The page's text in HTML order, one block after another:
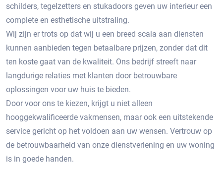
schilders, tegelzetters en stukadoors geven uw interieur een
complete en esthetische uitstraling.
Wij zijn er trots op dat wij u een breed scala aan diensten
kunnen aanbieden tegen betaalbare prijzen, zonder dat dit
ten koste gaat van de kwaliteit. Ons bedrijf streeft naar
langdurige relaties met klanten door betrouwbare
oplossingen voor uw huis te bieden.
Door voor ons te kiezen, krijgt u niet alleen
hooggekwalificeerde vakmensen, maar ook een uitstekende
service gericht op het voldoen aan uw wensen. Vertrouw op
de betrouwbaarheid van onze dienstverlening en uw woning
is in goede handen.